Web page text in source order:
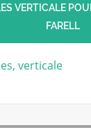
VERTICALE
FARELL
verticale